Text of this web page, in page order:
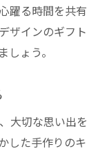
躍る時間を共有
ザインのギフト
ょう。
大切な思い出を
した手作りのキ